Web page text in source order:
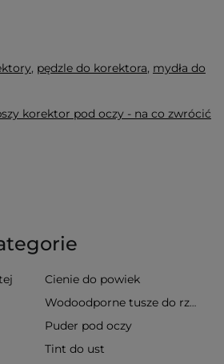
, pędzle do korektora, mydła do
korektor pod oczy - na co zwrócić
Cienie do powiek
Wodoodporne tusze do rzęs
Puder pod oczy
Tint do ust